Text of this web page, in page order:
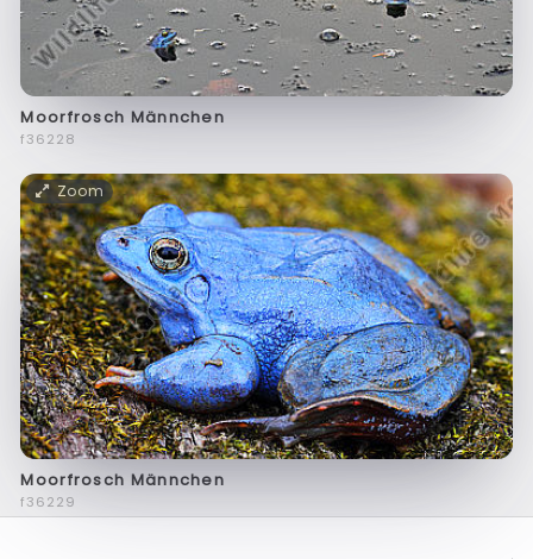
Moorfrosch Männchen
f36228
Zoom
Moorfrosch Männchen
f36229